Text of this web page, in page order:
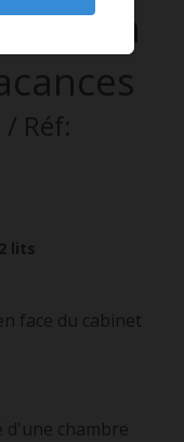
à
/ Réf:
2 lits
face du cabinet
d'une chambre